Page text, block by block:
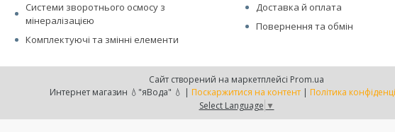
Системи зворотнього осмосу з
мінералізацією
Комплектуючі та змінні елементи
Доставка й оплата
Повернення та обмін
Сайт створений на маркетплейсі Prom.ua
Интернет магазин 💧"яВода" 💧 | Поскаржитися на контент | Політика
Select Language ▼